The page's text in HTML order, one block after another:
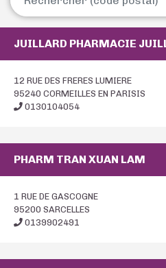
JUILLARD PHARMACIE
12 RUE DES FRERES LUMIERE
95240 CORMEILLES EN PARISIS
0130104054
PHARM TRAN XUAN LAM
1 RUE DE GASCOGNE
95200 SARCELLES
0139902491